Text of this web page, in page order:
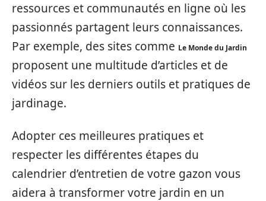
ressources et communautés en ligne où les
passionnés partagent leurs connaissances.
Par exemple, des sites comme Le Monde du Jardin
proposent une multitude d’articles et de
vidéos sur les derniers outils et pratiques de
jardinage.
Adopter ces meilleures pratiques et
respecter les différentes étapes du
calendrier d’entretien de votre gazon vous
aidera à transformer votre jardin en un